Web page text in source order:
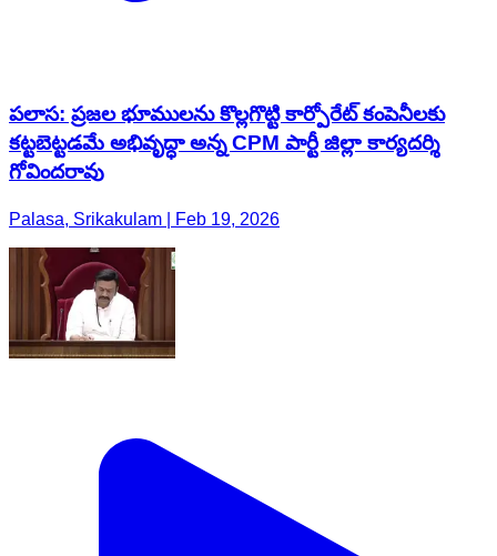
పలాస: ప్రజల భూములను కొల్లగొట్టి కార్పోరేట్ కంపెనీలకు
కట్టబెట్టడమే అభివృద్ధా అన్న CPM పార్టీ జిల్లా కార్యదర్శి
గోవిందరావు
Palasa, Srikakulam | Feb 19, 2026